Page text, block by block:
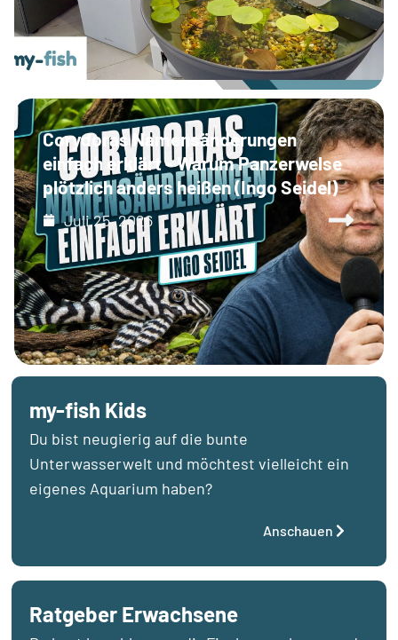
Corydoras Namensänderungen
einfach erklärt - Warum Panzerwelse
plötzlich anders heißen (Ingo Seidel)
Juli 25, 2026
my-fish Kids
Du bist neugierig auf die bunte
Unterwasserwelt und möchtest vielleicht ein
eigenes Aquarium haben?
Anschauen
Ratgeber Erwachsene